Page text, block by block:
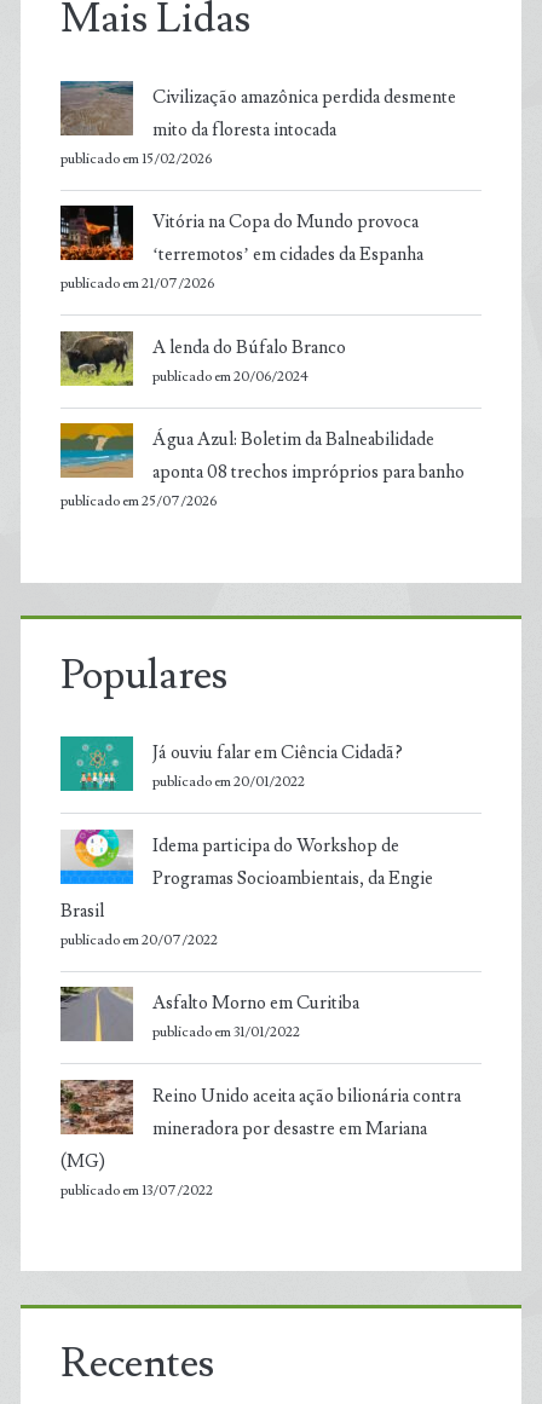
Mais Lidas
Civilização amazônica perdida desmente
mito da floresta intocada
publicado em 15/02/2026
Vitória na Copa do Mundo provoca
‘terremotos’ em cidades da Espanha
publicado em 21/07/2026
A lenda do Búfalo Branco
publicado em 20/06/2024
Água Azul: Boletim da Balneabilidade
aponta 08 trechos impróprios para banho
publicado em 25/07/2026
Populares
Já ouviu falar em Ciência Cidadã?
publicado em 20/01/2022
Idema participa do Workshop de
Programas Socioambientais, da Engie
Brasil
publicado em 20/07/2022
Asfalto Morno em Curitiba
publicado em 31/01/2022
Reino Unido aceita ação bilionária contra
mineradora por desastre em Mariana
(MG)
publicado em 13/07/2022
Recentes